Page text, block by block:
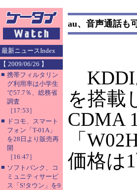
最新ニュースIndex
【 2009/06/26 】
■ 携帯フィルタリン
グ利用率は小学生
で57.7％、総務省
調査
［17:53］
■ ドコモ、スマート
フォン「T-01A」
を28日より販売再
開
［16:47］
■ ソフトバンク、コ
ミュニティサービ
ス「S!タウン」を9
au、音声通話も
KDDI
を搭載
CDMA
「
価格は